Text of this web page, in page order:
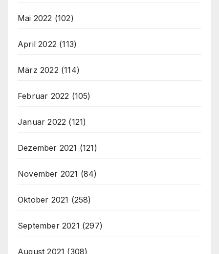
Mai 2022 (102)
April 2022 (113)
März 2022 (114)
Februar 2022 (105)
Januar 2022 (121)
Dezember 2021 (121)
November 2021 (84)
Oktober 2021 (258)
September 2021 (297)
August 2021 (308)